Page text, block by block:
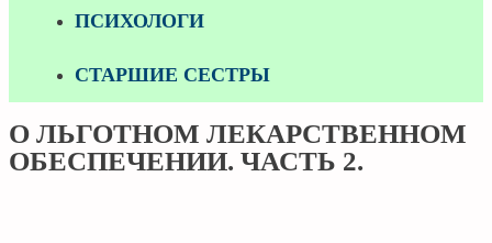
ПСИХОЛОГИ
СТАРШИЕ СЕСТРЫ
О ЛЬГОТНОМ ЛЕКАРСТВЕННОМ
ОБЕСПЕЧЕНИИ. ЧАСТЬ 2.